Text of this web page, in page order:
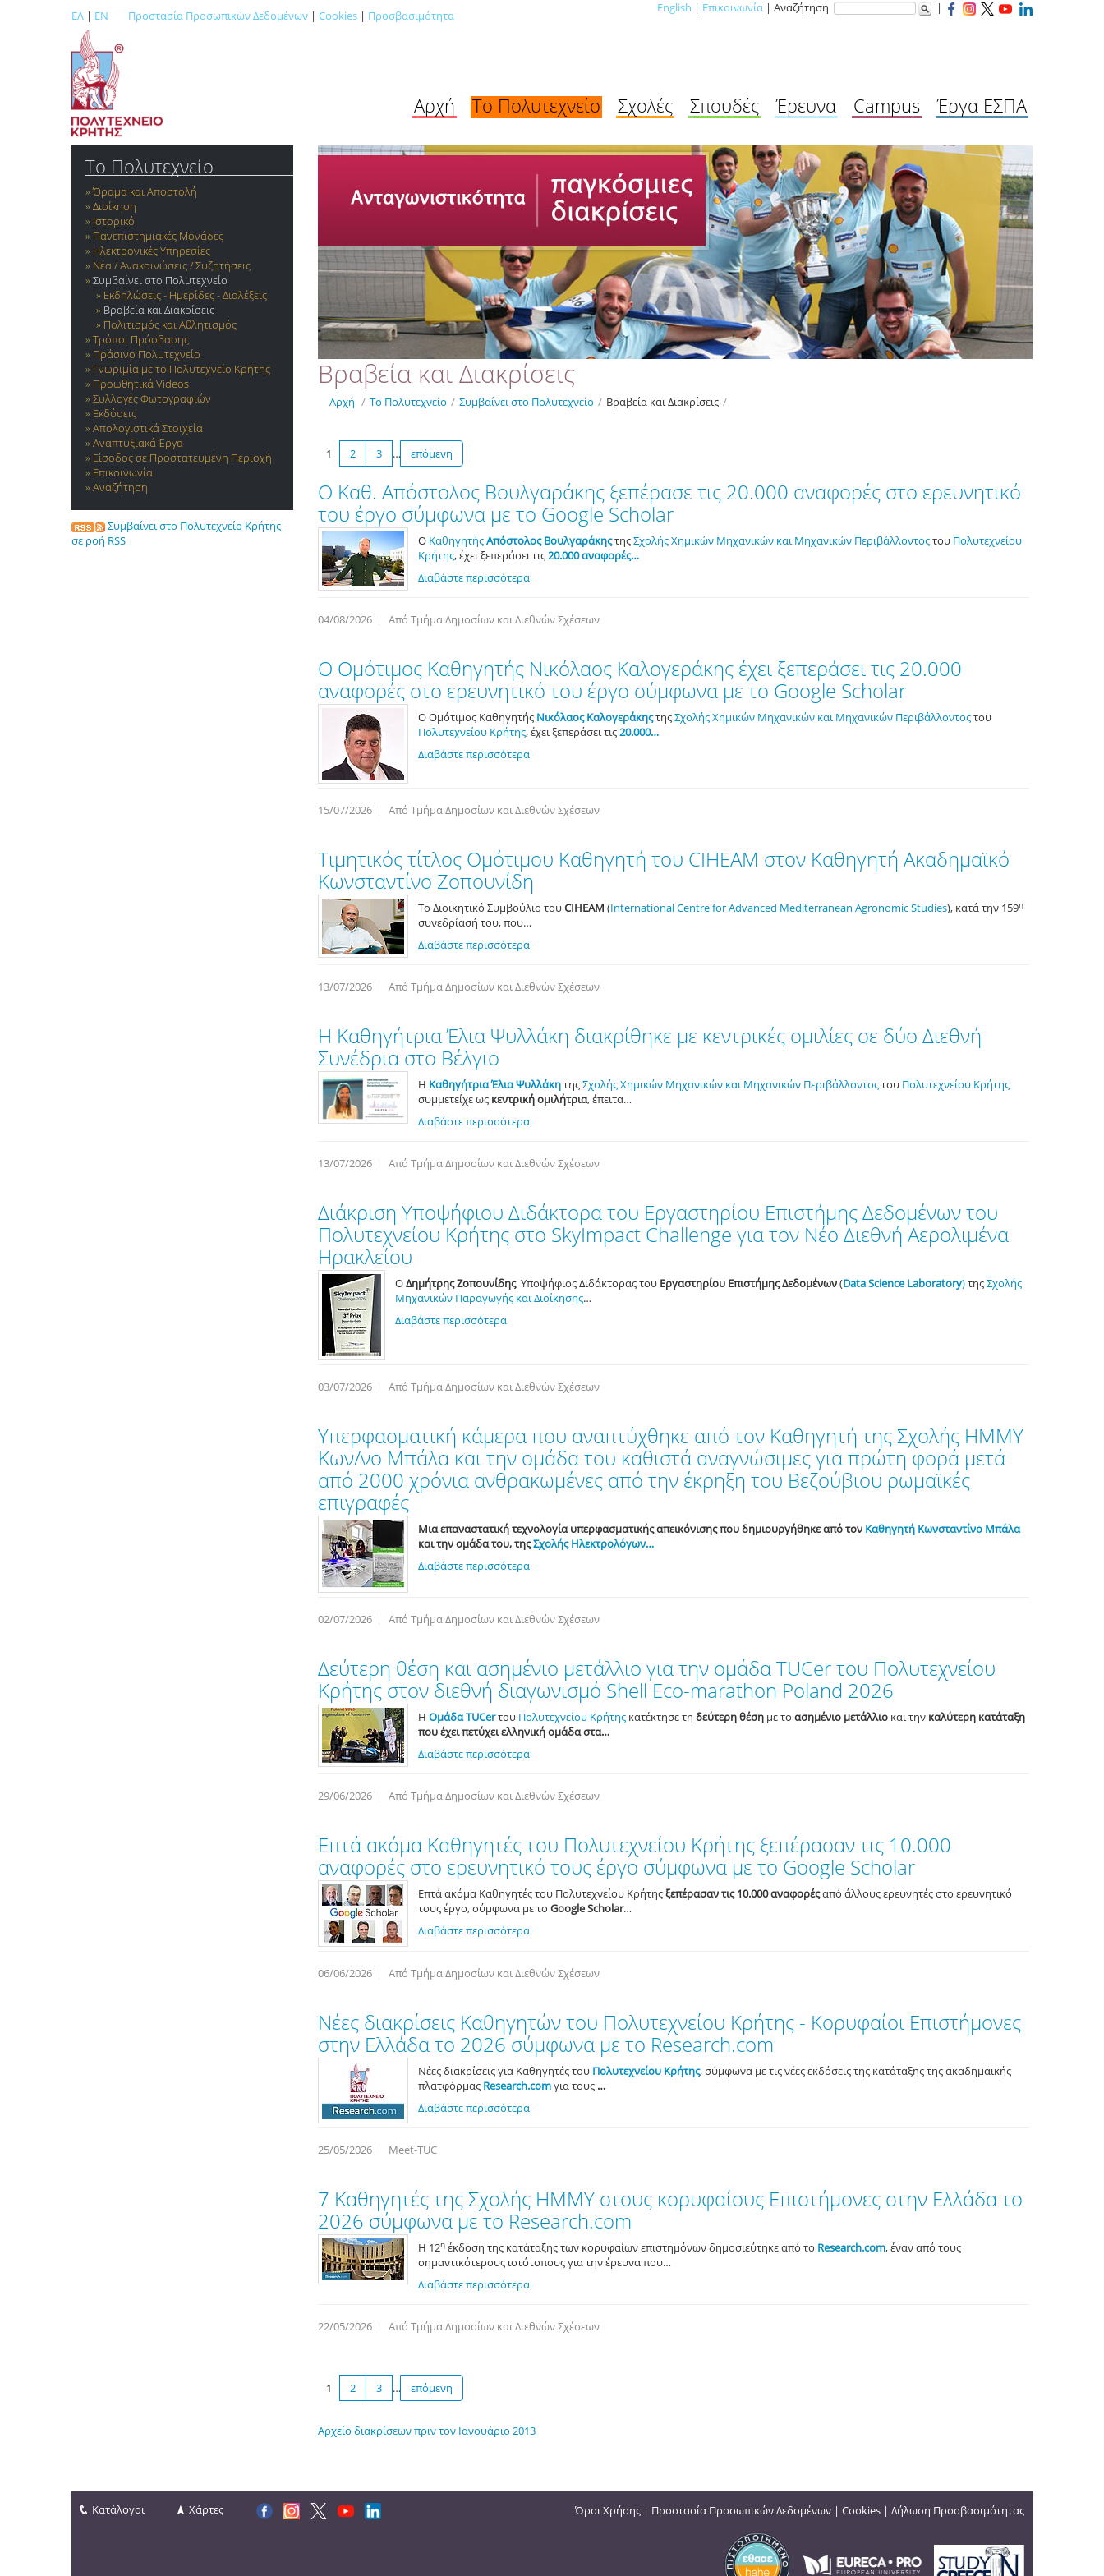
ΕΛ | EN Προστασία Προσωπικών Δεδομένων | Cookies | Προσβασιμότητα
English | Επικοινωνία | Αναζήτηση |
Αρχή Το Πολυτεχνείο Σχολές Σπουδές Έρευνα Campus Έργα ΕΣΠΑ
Το Πολυτεχνείο
Όραμα και Αποστολή
Διοίκηση
Ιστορικό
Πανεπιστημιακές Μονάδες
Ηλεκτρονικές Υπηρεσίες
Νέα / Ανακοινώσεις / Συζητήσεις
Συμβαίνει στο Πολυτεχνείο
Εκδηλώσεις - Ημερίδες - Διαλέξεις
Βραβεία και Διακρίσεις
Πολιτισμός και Αθλητισμός
Τρόποι Πρόσβασης
Πράσινο Πολυτεχνείο
Γνωριμία με το Πολυτεχνείο Κρήτης
Προωθητικά Videos
Συλλογές Φωτογραφιών
Εκδόσεις
Απολογιστικά Στοιχεία
Αναπτυξιακά Έργα
Είσοδος σε Προστατευμένη Περιοχή
Επικοινωνία
Αναζήτηση
Συμβαίνει στο Πολυτεχνείο Κρήτης
σε ροή RSS
Βραβεία και Διακρίσεις
Αρχή / Το Πολυτεχνείο / Συμβαίνει στο Πολυτεχνείο / Βραβεία και Διακρίσεις /
1 2 3 … επόμενη
Ο Kαθ. Απόστολος Βουλγαράκης ξεπέρασε τις 20.000 αναφορές στο ερευνητικό
του έργο σύμφωνα με το Google Scholar
Ο ΚαθηγητήςΑπόστολος ΒουλγαράκηςτηςΣχολής Χημικών Μηχανικών και Μηχανικών Περιβάλλοντοςτου Πολυτεχνείου
Κρήτης, έχει ξεπεράσει τις20.000 αναφορές…
Διαβάστε περισσότερα
04/08/2026 Από Τμήμα Δημοσίων και Διεθνών Σχέσεων
Ο Ομότιμος Καθηγητής Νικόλαος Καλογεράκης έχει ξεπεράσει τις 20.000
αναφορές στο ερευνητικό του έργο σύμφωνα με το Google Scholar
Ο Ομότιμος Καθηγητής Νικόλαος ΚαλογεράκηςτηςΣχολής Χημικών Μηχανικών και Μηχανικών Περιβάλλοντοςτου
Πολυτεχνείου Κρήτης, έχει ξεπεράσει τις20.000…
Διαβάστε περισσότερα
15/07/2026 Από Τμήμα Δημοσίων και Διεθνών Σχέσεων
Τιμητικός τίτλος Ομότιμου Καθηγητή του CIHEAM στον Καθηγητή Ακαδημαϊκό
Κωνσταντίνο Ζοπουνίδη
Το Διοικητικό Συμβούλιο τουCIHEAM (International Centre for Advanced Mediterranean Agronomic Studies), κατά την 159η
συνεδρίασή του, που…
Διαβάστε περισσότερα
13/07/2026 Από Τμήμα Δημοσίων και Διεθνών Σχέσεων
Η Καθηγήτρια Έλια Ψυλλάκη διακρίθηκε με κεντρικές ομιλίες σε δύο Διεθνή
Συνέδρια στο Βέλγιο
Η Καθηγήτρια Έλια ΨυλλάκητηςΣχολής Χημικών Μηχανικών και Μηχανικών Περιβάλλοντοςτου Πολυτεχνείου Κρήτης
συμμετείχε ως κεντρική ομιλήτρια, έπειτα…
Διαβάστε περισσότερα
13/07/2026 Από Τμήμα Δημοσίων και Διεθνών Σχέσεων
Διάκριση Υποψήφιου Διδάκτορα του Εργαστηρίου Επιστήμης Δεδομένων του
Πολυτεχνείου Κρήτης στο SkyImpact Challenge για τον Νέο Διεθνή Αερολιμένα
Ηρακλείου
ΟΔημήτρης Ζοπουνίδης, Υποψήφιος Διδάκτορας του Εργαστηρίου Επιστήμης Δεδομένων(Data Science Laboratory)τηςΣχολής
Μηχανικών Παραγωγής και Διοίκησης…
Διαβάστε περισσότερα
03/07/2026 Από Τμήμα Δημοσίων και Διεθνών Σχέσεων
Υπερφασματική κάμερα που αναπτύχθηκε από τον Καθηγητή της Σχολής ΗΜΜΥ
Κων/νο Μπάλα και την ομάδα του καθιστά αναγνώσιμες για πρώτη φορά μετά
από 2000 χρόνια ανθρακωμένες από την έκρηξη του Βεζούβιου ρωμαϊκές
επιγραφές
Μια επαναστατική τεχνολογία υπερφασματικής απεικόνισης που δημιουργήθηκε από τον Καθηγητή Κωνσταντίνο Μπάλα
και την ομάδα του, τηςΣχολής Ηλεκτρολόγων…
Διαβάστε περισσότερα
02/07/2026 Από Τμήμα Δημοσίων και Διεθνών Σχέσεων
Δεύτερη θέση και ασημένιο μετάλλιο για την ομάδα TUCer του Πολυτεχνείου
Κρήτης στον διεθνή διαγωνισμό Shell Eco-marathon Poland 2026
Η Ομάδα TUCerτου Πολυτεχνείου Κρήτης κατέκτησε τη δεύτερη θέση με το ασημένιο μετάλλιο και την καλύτερη κατάταξη
που έχει πετύχει ελληνική ομάδα στα…
Διαβάστε περισσότερα
29/06/2026 Από Τμήμα Δημοσίων και Διεθνών Σχέσεων
Επτά ακόμα Καθηγητές του Πολυτεχνείου Κρήτης ξεπέρασαν τις 10.000
αναφορές στο ερευνητικό τους έργο σύμφωνα με το Google Scholar
Επτά ακόμα Καθηγητές του Πολυτεχνείου Κρήτηςξεπέρασαν τις 10.000 αναφορέςαπό άλλους ερευνητές στο ερευνητικό
τους έργο, σύμφωνα με τo Google Scholar…
Διαβάστε περισσότερα
06/06/2026 Από Τμήμα Δημοσίων και Διεθνών Σχέσεων
Νέες διακρίσεις Καθηγητών του Πολυτεχνείου Κρήτης - Κορυφαίοι Επιστήμονες
στην Ελλάδα το 2026 σύμφωνα με το Research.com
Νέες διακρίσεις για Καθηγητές του Πολυτεχνείου Κρήτης, σύμφωνα με τις νέες εκδόσεις της κατάταξης της ακαδημαϊκής
πλατφόρμας Research.comγια τους …
Διαβάστε περισσότερα
25/05/2026 Meet-TUC
7 Καθηγητές της Σχολής ΗΜΜΥ στους κορυφαίους Επιστήμονες στην Ελλάδα το
2026 σύμφωνα με το Research.com
Η 12η έκδοση της κατάταξης των κορυφαίων επιστημόνων δημοσιεύτηκε από το Research.com, έναν από τους
σημαντικότερους ιστότοπους για την έρευνα που…
Διαβάστε περισσότερα
22/05/2026 Από Τμήμα Δημοσίων και Διεθνών Σχέσεων
1 2 3 … επόμενη
Αρχείο διακρίσεων πριν τον Ιανουάριο 2013
Κατάλογοι Χάρτες Όροι Χρήσης | Προστασία Προσωπικών Δεδομένων | Cookies | Δήλωση Προσβασιμότητας